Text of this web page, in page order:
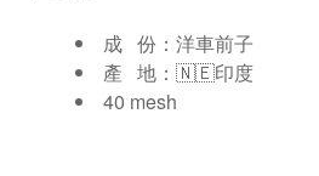
成 份： 洋車前子
產 地：🇳🇪印度
40 mesh